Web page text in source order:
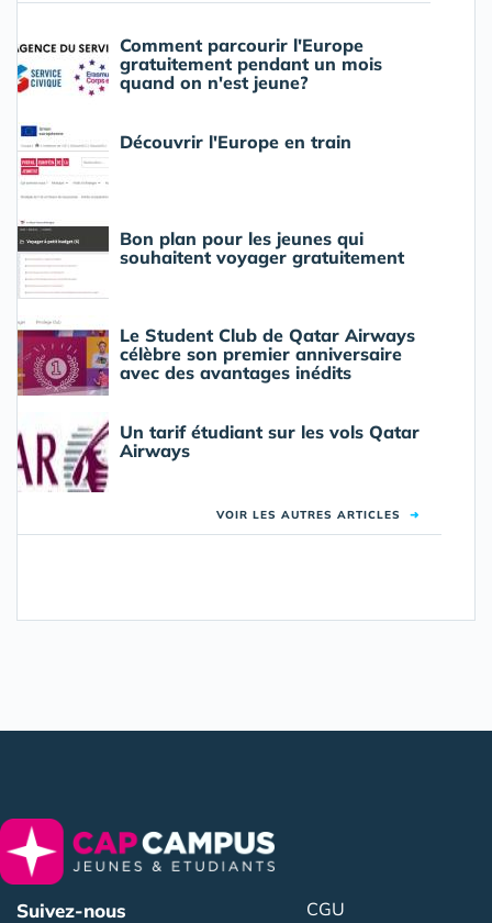
Comment parcourir l'Europe
gratuitement pendant un mois
quand on n'est jeune?
Découvrir l'Europe en train
Bon plan pour les jeunes qui
souhaitent voyager gratuitement
Le Student Club de Qatar Airways
célèbre son premier anniversaire
avec des avantages inédits
Un tarif étudiant sur les vols Qatar
Airways
VOIR LES AUTRES ARTICLES ➜
Suivez-nous
CGU